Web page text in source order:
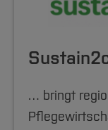
… bringt